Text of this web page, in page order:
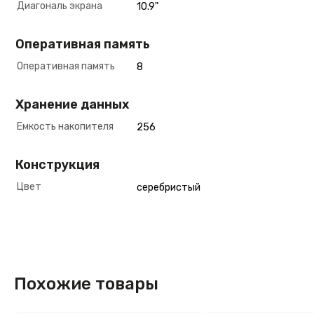
Диагональ экрана 10.9"
Оперативная память
Оперативная память 8
Хранение данных
Емкость накопителя 256
Конструкция
Цвет серебристый
Похожие товары